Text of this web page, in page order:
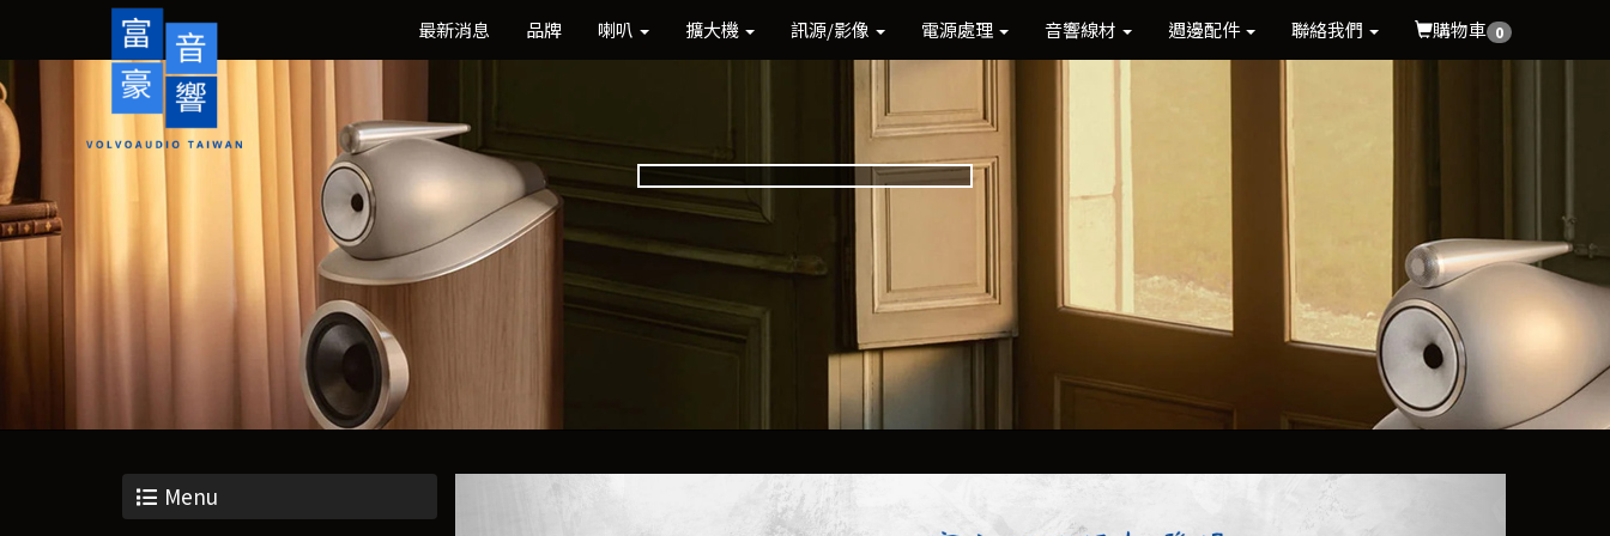
最新消息 品牌 喇叭 擴大機 訊源/影像 電源處理 音響線材 週邊配件 聯絡我們 購物車 0
Menu